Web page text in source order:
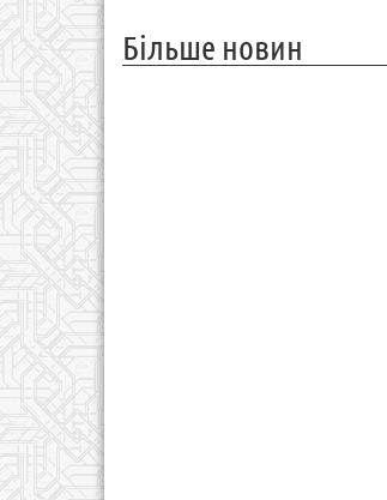
Більше новин